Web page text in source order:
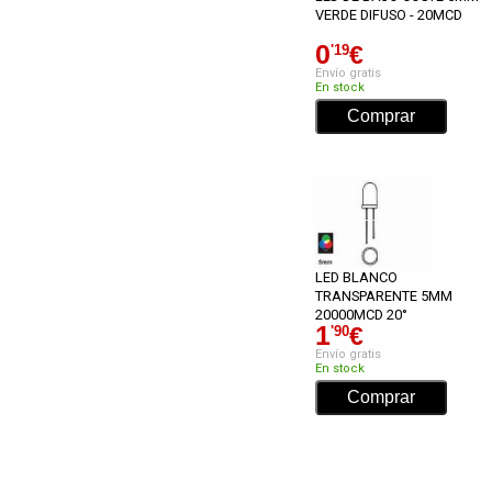
VERDE DIFUSO - 20MCD
0'19€
Envío gratis
En stock
LED BLANCO
TRANSPARENTE 5MM
20000MCD 20°
1'90€
Envío gratis
En stock